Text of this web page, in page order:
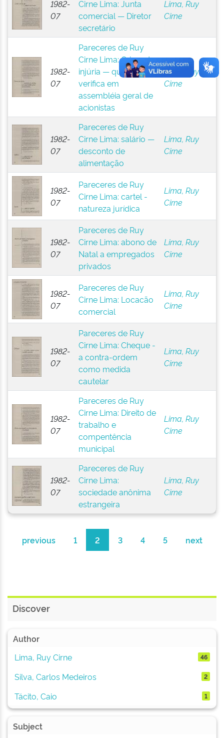
1982-
07
Cirne Lima: Junta
comercial — Diretor
secretário
Lima, Ruy
Cirne
1982-
07
Pareceres de Ruy
Cirne Lima: Crime de
injúria — quando se
verifica em
assembléia geral de
acionistas
Lima, Ruy
Cirne
1982-
07
Pareceres de Ruy
Cirne Lima: salário —
desconto de
alimentação
Lima, Ruy
Cirne
1982-
07
Pareceres de Ruy
Cirne Lima: cartel -
natureza jurídica
Lima, Ruy
Cirne
1982-
07
Pareceres de Ruy
Cirne Lima: abono de
Natal a empregados
privados
Lima, Ruy
Cirne
1982-
07
Pareceres de Ruy
Cirne Lima: Locacão
comercial
Lima, Ruy
Cirne
1982-
07
Pareceres de Ruy
Cirne Lima: Cheque -
a contra-ordem
como medida
cautelar
Lima, Ruy
Cirne
1982-
07
Pareceres de Ruy
Cirne Lima: Direito de
trabalho e
compentência
municipal
Lima, Ruy
Cirne
1982-
07
Pareceres de Ruy
Cirne Lima:
sociedade anônima
estrangeira
Lima, Ruy
Cirne
previous 1 2 3 4 5 next
Discover
Author
Lima, Ruy Cirne
46
Silva, Carlos Medeiros 2
Tácito, Caio 1
Subject